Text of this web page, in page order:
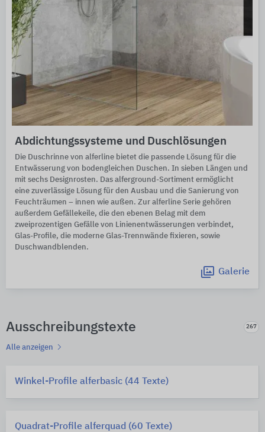
Abdichtungssysteme und Duschlösungen
Die Duschrinne von alferline bietet die passende Lösung für die
Entwässerung von bodengleichen Duschen. In sieben Längen und
mit sechs Designrosten. Das alferground-Sortiment ermöglicht
eine zuverlässige Lösung für den Ausbau und die Sanierung von
Feuchträumen – innen wie außen. Zur alferline Serie gehören
außerdem Gefällekeile, die den ebenen Belag mit dem
zweiprozentigen Gefälle von Linienentwässerungen verbindet,
Glas-Profile, die moderne Glas-Trennwände fixieren, sowie
Duschwandblenden.
Galerie
Ausschreibungstexte 267
Alle anzeigen
Winkel-Profile alferbasic (44 Texte)
Quadrat-Profile alferquad (60 Texte)